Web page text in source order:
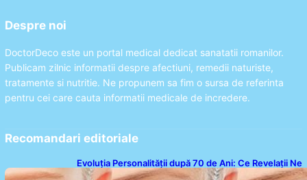
Despre noi
DoctorDeco este un portal medical dedicat sanatatii romanilor.
Publicam zilnic informatii despre afectiuni, remedii naturiste,
tratamente si nutritie. Ne propunem sa fim o sursa de referinta
pentru cei care cauta informatii medicale de incredere.
Recomandari editoriale
Evoluția Personalității după 70 de Ani: Ce Revelații Ne
Oferă Studiile Psihologice